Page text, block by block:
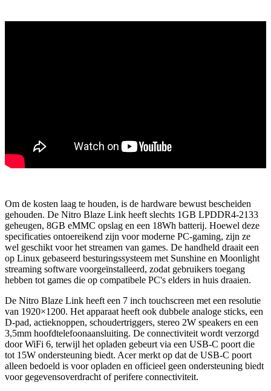
Om de kosten laag te houden, is de hardware bewust bescheiden
gehouden. De Nitro Blaze Link heeft slechts 1GB LPDDR4-2133
geheugen, 8GB eMMC opslag en een 18Wh batterij. Hoewel deze
specificaties ontoereikend zijn voor moderne PC-gaming, zijn ze
wel geschikt voor het streamen van games. De handheld draait een
op Linux gebaseerd besturingssysteem met Sunshine en Moonlight
streaming software voorgeïnstalleerd, zodat gebruikers toegang
hebben tot games die op compatibele PC's elders in huis draaien.
De Nitro Blaze Link heeft een 7 inch touchscreen met een resolutie
van 1920×1200. Het apparaat heeft ook dubbele analoge sticks, een
D-pad, actieknoppen, schoudertriggers, stereo 2W speakers en een
3,5mm hoofdtelefoonaansluiting. De connectiviteit wordt verzorgd
door WiFi 6, terwijl het opladen gebeurt via een USB-C poort die
tot 15W ondersteuning biedt. Acer merkt op dat de USB-C poort
alleen bedoeld is voor opladen en officieel geen ondersteuning biedt
voor gegevensoverdracht of perifere connectiviteit.